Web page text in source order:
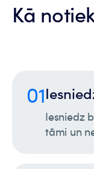
Kā
01
Iesniedz
tāmi un